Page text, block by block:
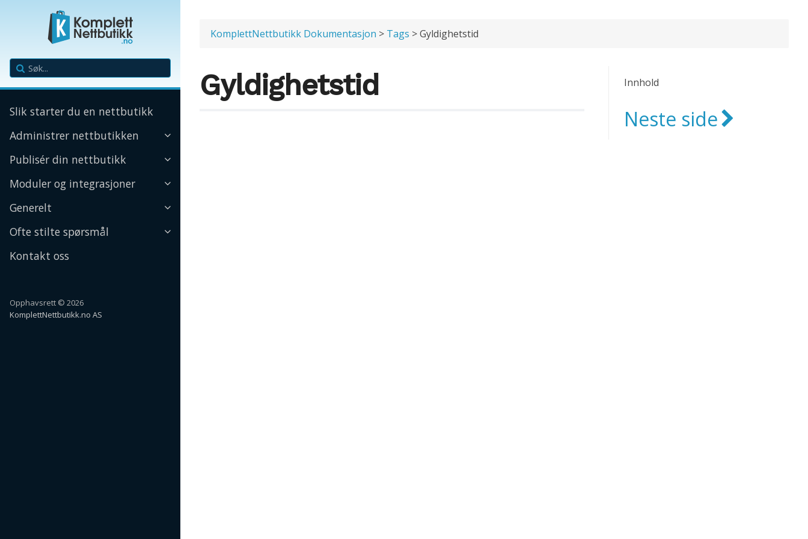
Slik starter du en nettbutikk
Administrer nettbutikken
Publisér din nettbutikk
Moduler og integrasjoner
Generelt
Ofte stilte spørsmål
Kontakt oss
Opphavsrett © 2026
KomplettNettbutikk.no AS
KomplettNettbutikk Dokumentasjon > Tags > Gyldighetstid
Innhold
Neste side
Gyldighetstid